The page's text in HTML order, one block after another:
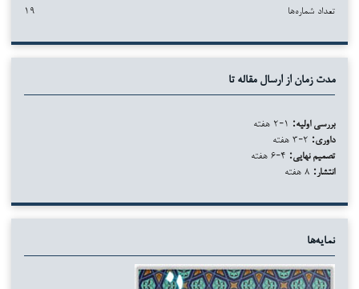
تعداد شماره‌ها ۱۹
مدت زمان از ارسال مقاله تا
بررسی اولیه:
داوری:
تصمیم نهایی:
انتشار:
نمایه‌ها